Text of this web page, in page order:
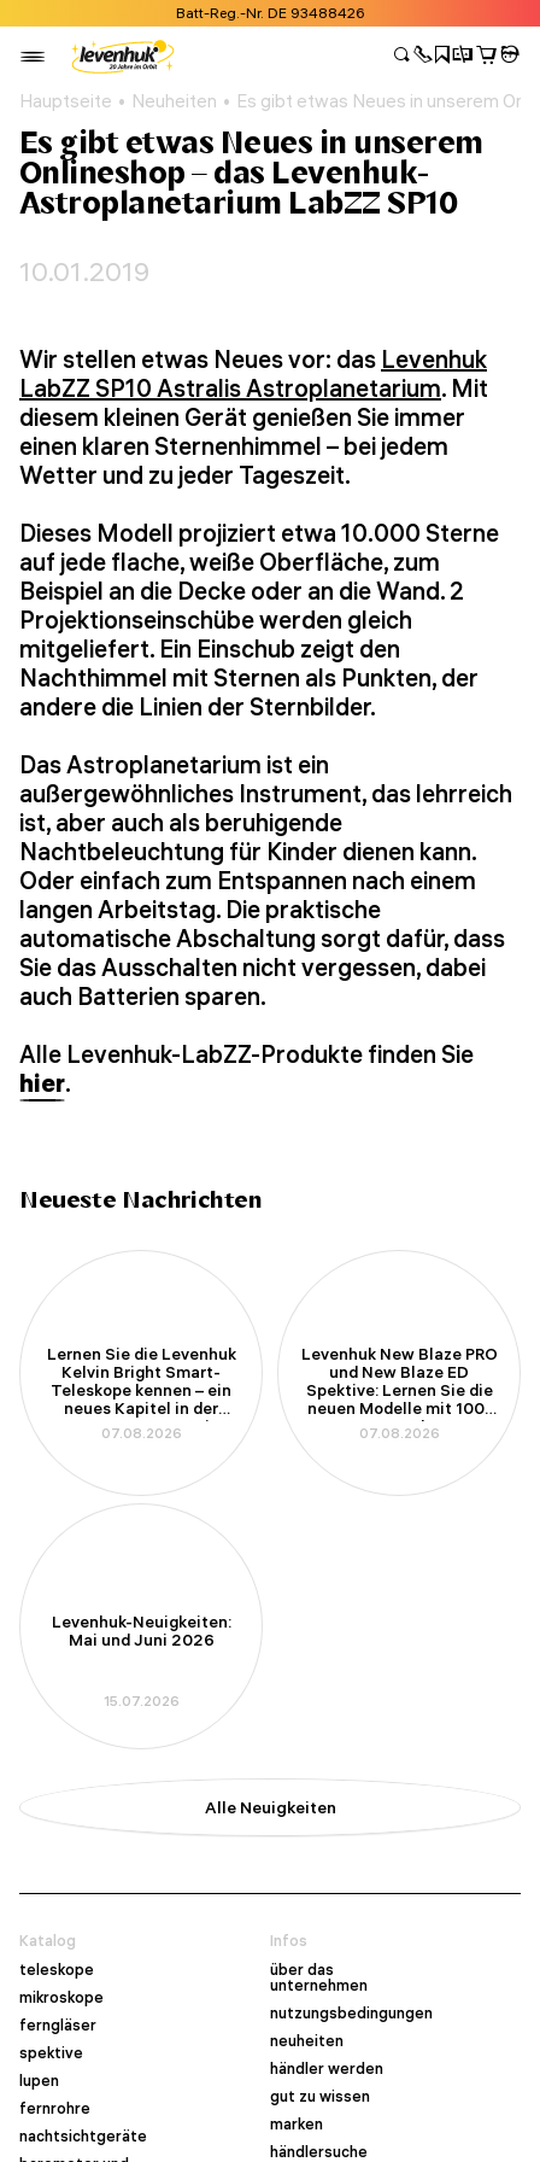
Batt-Reg.-Nr. DE 93488426
Hauptseite Neuheiten Es gibt etwas Neues in unserem
Es gibt etwas Neues in unserem
Onlineshop – das Levenhuk-
Astroplanetarium LabZZ SP10
10.01.2019
Wir stellen etwas Neues vor: das Levenhuk
LabZZ SP10 Astralis Astroplanetarium. Mit
diesem kleinen Gerät genießen Sie immer
einen klaren Sternenhimmel – bei jedem
Wetter und zu jeder Tageszeit.
Dieses Modell projiziert etwa 10.000 Sterne
auf jede flache, weiße Oberfläche, zum
Beispiel an die Decke oder an die Wand. 2
Projektionseinschübe werden gleich
mitgeliefert. Ein Einschub zeigt den
Nachthimmel mit Sternen als Punkten, der
andere die Linien der Sternbilder.
Das Astroplanetarium ist ein
außergewöhnliches Instrument, das lehrreich
ist, aber auch als beruhigende
Nachtbeleuchtung für Kinder dienen kann.
Oder einfach zum Entspannen nach einem
langen Arbeitstag. Die praktische
automatische Abschaltung sorgt dafür, dass
Sie das Ausschalten nicht vergessen, dabei
auch Batterien sparen.
Alle Levenhuk-LabZZ-Produkte finden Sie
hier.
Neueste Nachrichten
Lernen Sie die Levenhuk
Kelvin Bright Smart-
Teleskope kennen – ein
neues Kapitel in der
Amateurastronomie
07.08.2026
Levenhuk New Blaze PRO
und New Blaze ED
Spektive: Lernen Sie die
neuen Modelle mit 100-
mm-Apertur kennen
07.08.2026
Levenhuk-Neuigkeiten:
Mai und Juni 2026
15.07.2026
Alle Neuigkeiten
Katalog
teleskope
mikroskope
ferngläser
spektive
lupen
fernrohre
nachtsichtgeräte
Infos
über das
unternehmen
nutzungsbedingungen
neuheiten
händler werden
gut zu wissen
marken
händlersuche